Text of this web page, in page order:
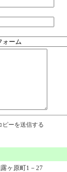
ピーを送信する
ヶ原町1－27